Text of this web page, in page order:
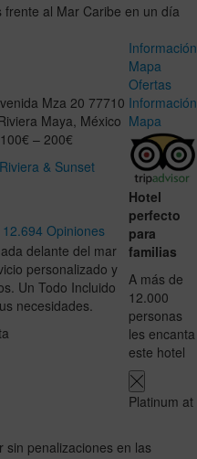
al Mar Caribe en un día
Mza 20 77710
Maya México
100€ – 200€
& Sunset
12.694 Opiniones
delante del mar
personalizado y
Un Todo Incluido
necesidades.
Información
Mapa
Ofertas
Información
Mapa
Hotel
perfecto
para
familias
A más de
12.000
personas
les encanta
este hotel
Platinum at
sin penalizaciones en las